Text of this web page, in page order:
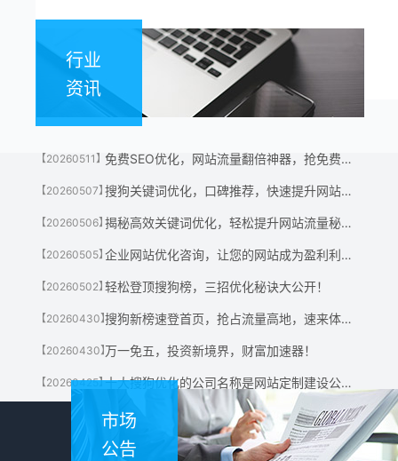
行业
资讯
【20260511】 免费SEO优化，网站流量翻倍神器，抢免费名额！
【20260507】 搜狗关键词优化，口碑推荐，快速提升网站流量神器！
【20260506】 揭秘高效关键词优化，轻松提升网站流量秘诀！
【20260505】 企业网站优化咨询，让您的网站成为盈利利器！
【20260502】轻松登顶搜狗榜，三招优化秘诀大公开！
【20260430】 搜狗新榜速登首页，抢占流量高地，速来体验！
【20260430】万一免五，投资新境界，财富加速器！
【20260425】 十大搜狗优化的公司名称是网站定制建设公司有哪些?
市场
公告